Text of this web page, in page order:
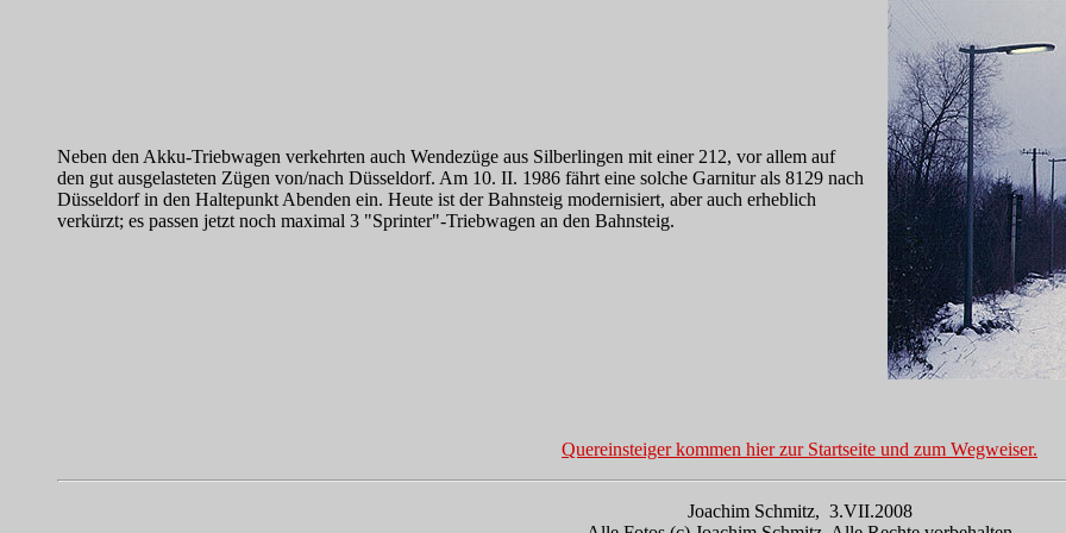
Neben den Akku-Triebwagen verkehrten auch Wendezüge aus Silberlingen mit einer 212, vor allem auf
den gut ausgelasteten Zügen von/nach Düsseldorf. Am 10. II. 1986 fährt eine solche Garnitur als 8129 nach
Düsseldorf in den Haltepunkt Abenden ein. Heute ist der Bahnsteig modernisiert, aber auch erheblich
verkürzt; es passen jetzt noch maximal 3 "Sprinter"-Triebwagen an den Bahnsteig.
Quereinsteiger kommen hier zur Startseite und zum Wegweiser.
Joachim Schmitz, 3.VII.2008